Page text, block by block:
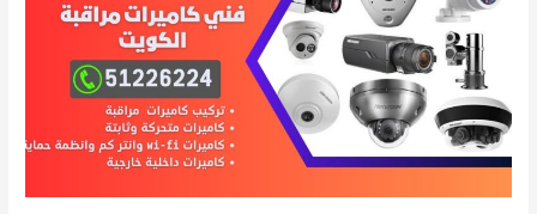
51226224
شركة
تركيب
كاميرات
مراقبة
شمال